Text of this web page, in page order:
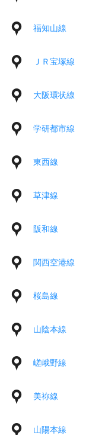
福知山線
ＪＲ宝塚線
大阪環状線
学研都市線
東西線
草津線
阪和線
関西空港線
桜島線
山陰本線
嵯峨野線
美祢線
山陽本線